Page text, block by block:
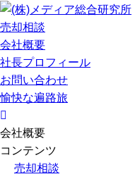
売却相談
会社概要
社長プロフィール
お問い合わせ
愉快な遍路旅
会社概要
コンテンツ
売却相談